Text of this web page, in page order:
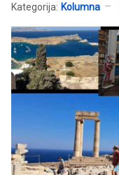
Kategorija: Kolumna